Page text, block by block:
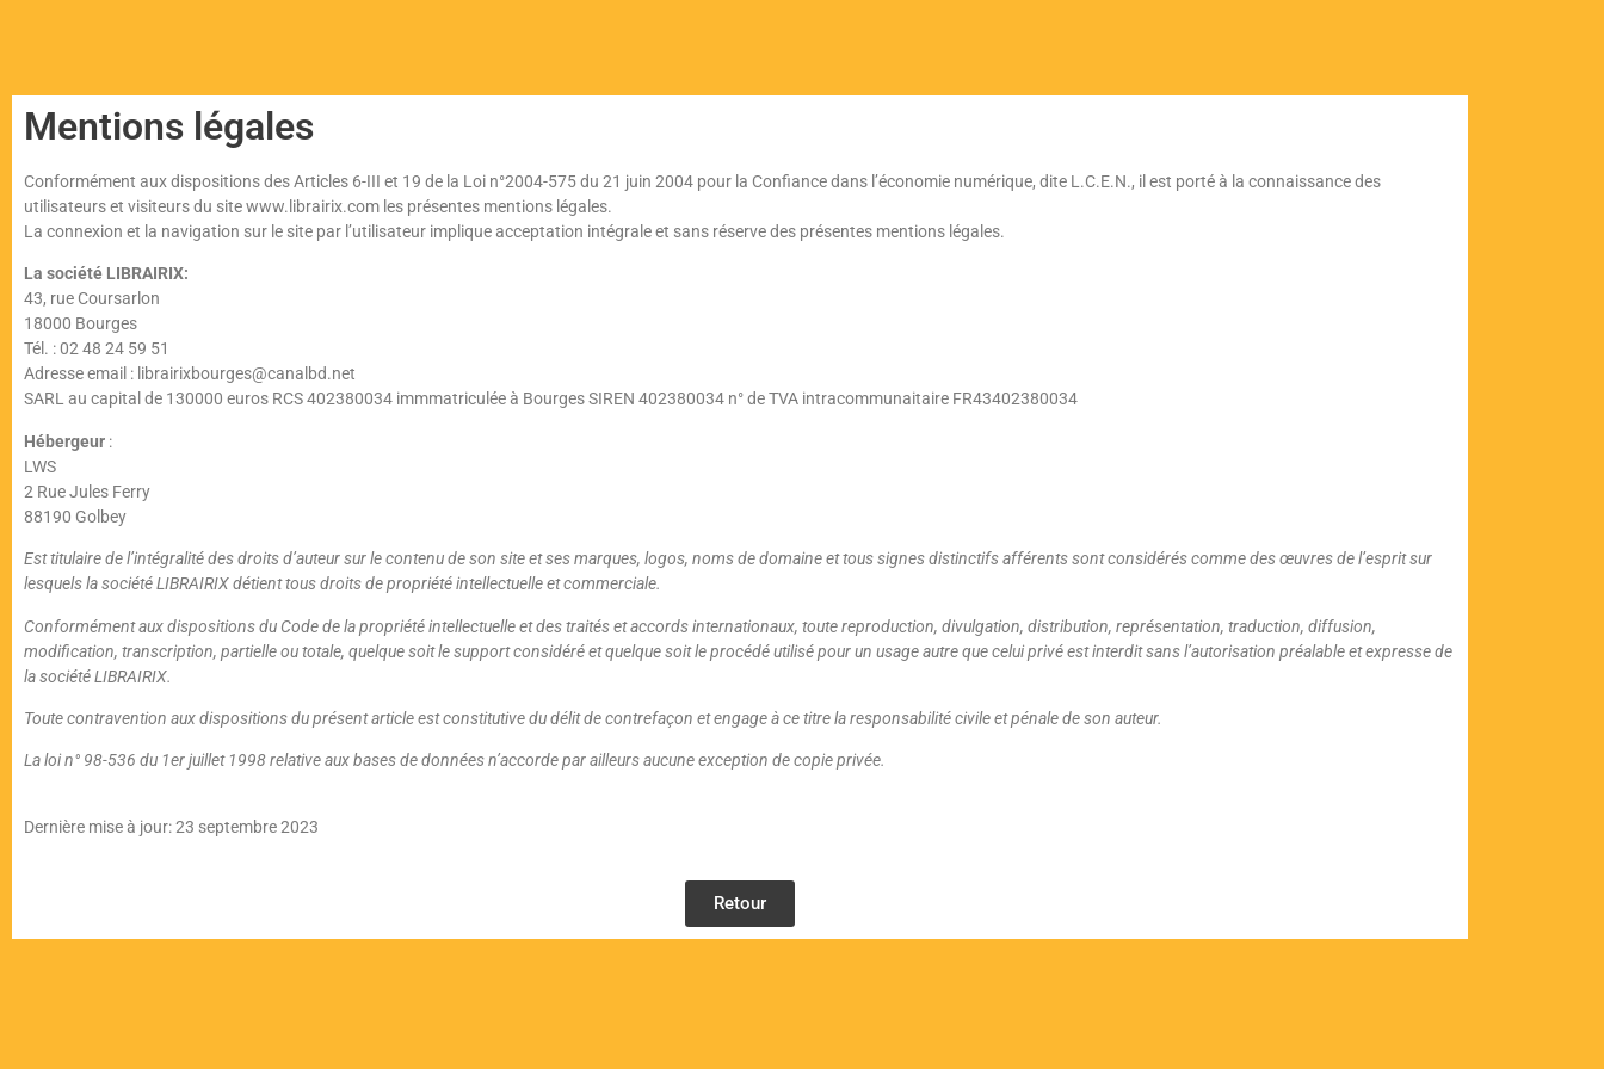
Mentions légales
Conformément aux dispositions des Articles 6-III et 19 de la Loi n°2004-575 du 21 juin 2004 pour la Confiance dans l’économie numérique, dite L.C.E.N., il est porté à la connaissance des
utilisateurs et visiteurs du site www.librairix.com les présentes mentions légales.
La connexion et la navigation sur le site par l’utilisateur implique acceptation intégrale et sans réserve des présentes mentions légales.
La société LIBRAIRIX:
43, rue Coursarlon
18000 Bourges
Tél. : 02 48 24 59 51
Adresse email : librairixbourges@canalbd.net
SARL au capital de 130000 euros RCS 402380034 immmatriculée à Bourges SIREN 402380034 n° de TVA intracommunaitaire FR43402380034
Hébergeur :
LWS
2 Rue Jules Ferry
88190 Golbey
Est titulaire de l’intégralité des droits d’auteur sur le contenu de son site et ses marques, logos, noms de domaine et tous signes distinctifs afférents sont considérés comme des œuvres de l’esprit sur
lesquels la société LIBRAIRIX détient tous droits de propriété intellectuelle et commerciale.
Conformément aux dispositions du Code de la propriété intellectuelle et des traités et accords internationaux, toute reproduction, divulgation, distribution, représentation, traduction, diffusion,
modification, transcription, partielle ou totale, quelque soit le support considéré et quelque soit le procédé utilisé pour un usage autre que celui privé est interdit sans l’autorisation préalable et expresse de
la société LIBRAIRIX.
Toute contravention aux dispositions du présent article est constitutive du délit de contrefaçon et engage à ce titre la responsabilité civile et pénale de son auteur.
La loi n° 98-536 du 1er juillet 1998 relative aux bases de données n’accorde par ailleurs aucune exception de copie privée.
Dernière mise à jour: 23 septembre 2023
Retour